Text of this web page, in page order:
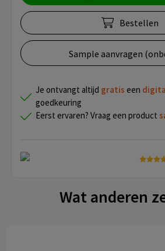
Bestellen
Sample aanvragen
Je ontvangt altijd gratis een
goedkeuring
Eerst ervaren? Vraag een product
Wat anderen